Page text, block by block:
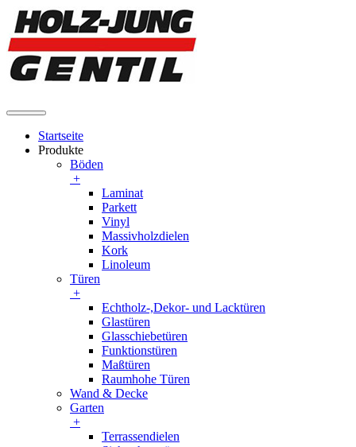
Startseite
Produkte
Böden
+
Laminat
Parkett
Vinyl
Massivholzdielen
Kork
Linoleum
Türen
+
Echtholz-,Dekor- und Lacktüren
Glastüren
Glasschiebetüren
Funktionstüren
Maßtüren
Raumhohe Türen
Wand & Decke
Garten
+
Terrassendielen